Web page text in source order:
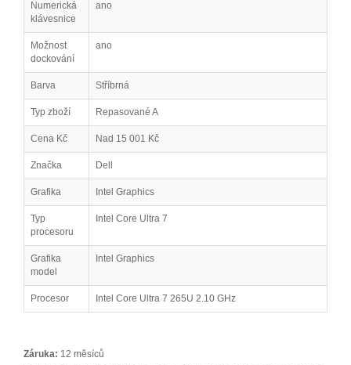
Numerická
klávesnice
ano
Možnost
dockování
ano
Barva Stříbrná
Typ zboží Repasované A
Cena Kč Nad 15 001 Kč
Značka Dell
Grafika Intel Graphics
Typ
procesoru
Intel Core Ultra 7
Grafika
model
Intel Graphics
Procesor Intel Core Ultra 7 265U 2.10 GHz
Záruka: 12 měsíců